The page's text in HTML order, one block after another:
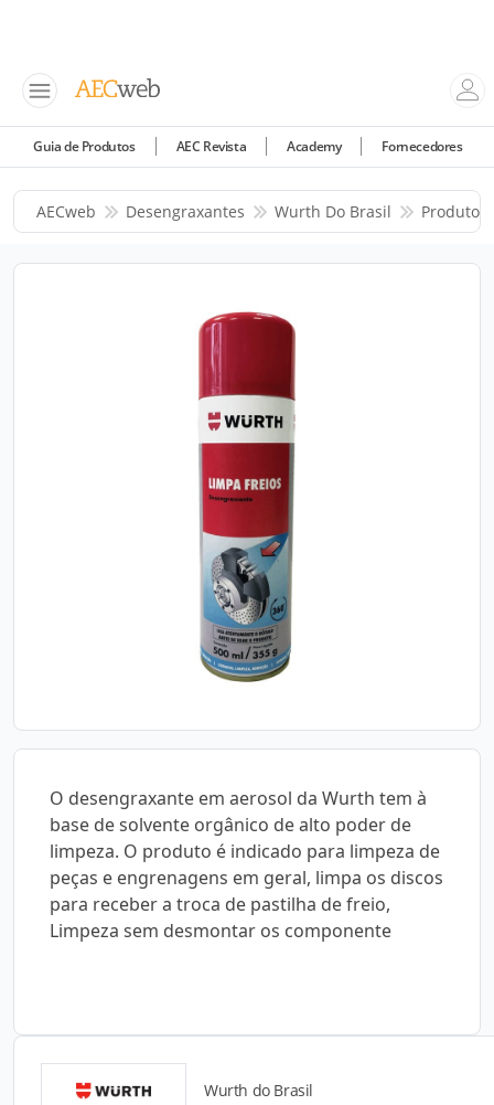
Guia de Produtos AEC Revista Academy Fornecedores
AECweb Desengraxantes Wurth Do Brasil Produtos
O desengraxante em aerosol da Wurth tem à
base de solvente orgânico de alto poder de
limpeza. O produto é indicado para limpeza de
peças e engrenagens em geral, limpa os discos
para receber a troca de pastilha de freio,
Limpeza sem desmontar os componente
Wurth do Brasil